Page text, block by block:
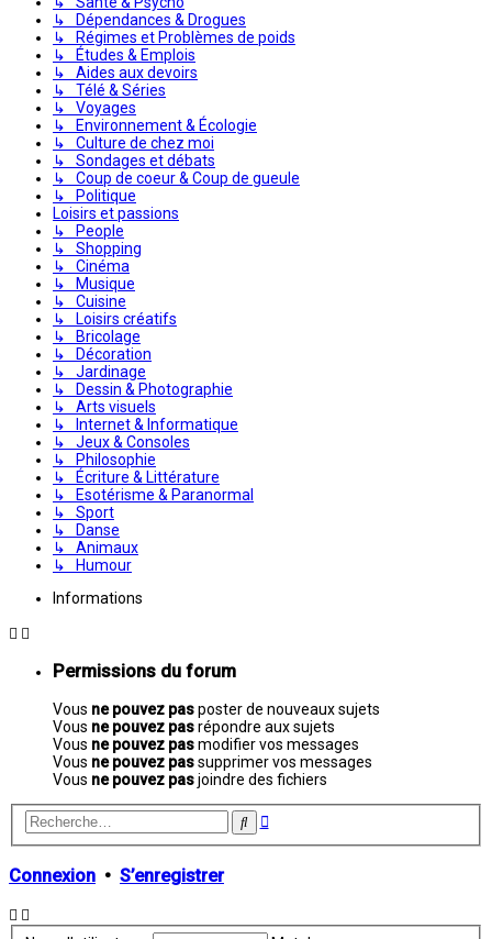
↳ Dépendances & Drogues
↳ Régimes et Problèmes de poids
↳ Études & Emplois
↳ Aides aux devoirs
↳ Télé & Séries
↳ Voyages
↳ Environnement & Écologie
↳ Culture de chez moi
↳ Sondages et débats
↳ Coup de coeur & Coup de gueule
↳ Politique
Loisirs et passions
↳ People
↳ Shopping
↳ Cinéma
↳ Musique
↳ Cuisine
↳ Loisirs créatifs
↳ Bricolage
↳ Décoration
↳ Jardinage
↳ Dessin & Photographie
↳ Arts visuels
↳ Internet & Informatique
↳ Jeux & Consoles
↳ Philosophie
↳ Écriture & Littérature
↳ Esotérisme & Paranormal
↳ Sport
↳ Danse
↳ Animaux
↳ Humour
Informations
Permissions du forum
Vous ne pouvez pasposter de nouveaux sujets
Vous ne pouvez pasrépondre aux sujets
Vous ne pouvez pasmodifier vos messages
Vous ne pouvez passupprimer vos messages
Vous ne pouvez pasjoindre des fichiers
Rechercher
Recherche
Connexion • S’enregistrer